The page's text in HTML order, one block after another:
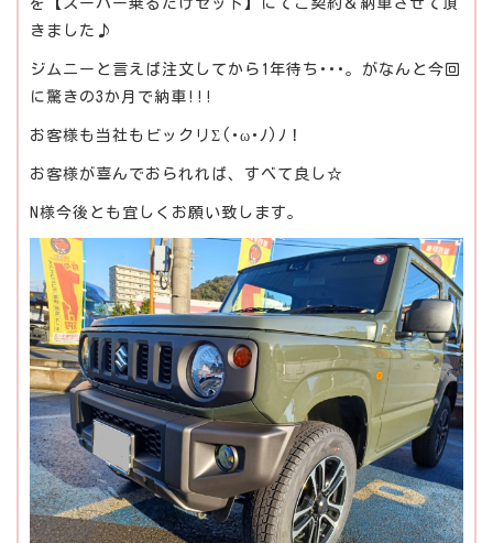
を【スーパー乗るだけセット】にてご契約＆納車させて頂
きました♪
ジムニーと言えば注文してから1年待ち･･･。がなんと今回
に驚きの3か月で納車!!!
お客様も当社もビックリΣ(･ω･ﾉ)ﾉ！
お客様が喜んでおられれば、すべて良し☆
N様今後とも宜しくお願い致します。